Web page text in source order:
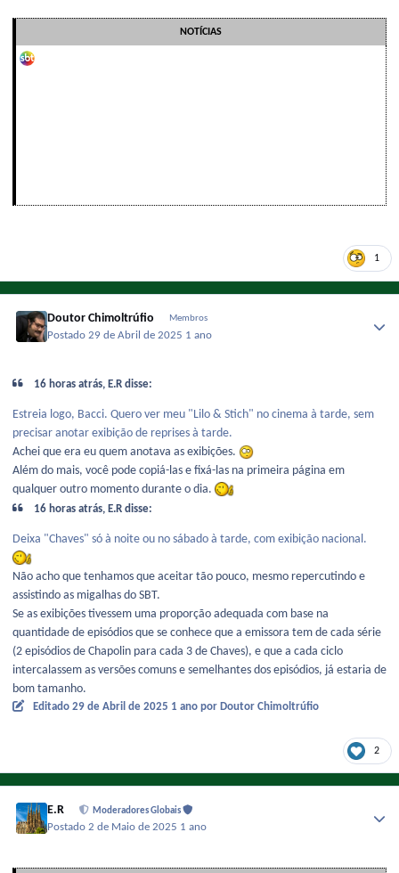
NOTÍCIAS
1
Doutor Chimoltrúfio Membros
Postado29 de Abril de 2025 1 ano
16 horas atrás, E.R disse:
Estreia logo, Bacci. Quero ver meu "Lilo & Stich" no cinema à tarde, sem
precisar anotar exibição de reprises à tarde.
Achei que era eu quem anotava as exibições.
Além do mais, você pode copiá-las e fixá-las na primeira página em
qualquer outro momento durante o dia.
16 horas atrás, E.R disse:
Deixa "Chaves" só à noite ou no sábado à tarde, com exibição nacional.
Não acho que tenhamos que aceitar tão pouco, mesmo repercutindo e
assistindo as migalhas do SBT.
Se as exibições tivessem uma proporção adequada com base na
quantidade de episódios que se conhece que a emissora tem de cada série
(2 episódios de Chapolin para cada 3 de Chaves), e que a cada ciclo
intercalassem as versões comuns e semelhantes dos episódios, já estaria de
bom tamanho.
Editado 29 de Abril de 2025 1 ano por Doutor Chimoltrúfio
2
E.R Moderadores Globais
Postado2 de Maio de 2025 1 ano